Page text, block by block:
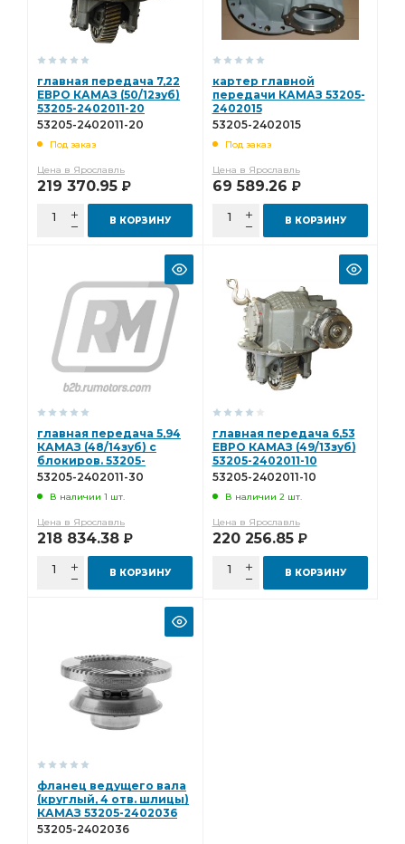
главная передача 7,22
ЕВРО КАМАЗ (50/12зуб)
53205-2402011-20
53205-2402011-20
Под заказ
Цена в Ярославль
219 370.95 Р
В КОРЗИНУ
картер главной
передачи КАМАЗ 53205-
2402015
53205-2402015
Под заказ
Цена в Ярославль
69 589.26 Р
В КОРЗИНУ
главная передача 5,94
КАМАЗ (48/14зуб) с
блокиров. 53205-
2402011-30
53205-2402011-30
В наличии 1 шт.
Цена в Ярославль
218 834.38 Р
В КОРЗИНУ
главная передача 6,53
ЕВРО КАМАЗ (49/13зуб)
53205-2402011-10
53205-2402011-10
В наличии 2 шт.
Цена в Ярославль
220 256.85 Р
В КОРЗИНУ
фланец ведущего вала
(круглый, 4 отв. шлицы)
КАМАЗ 53205-2402036
53205-2402036